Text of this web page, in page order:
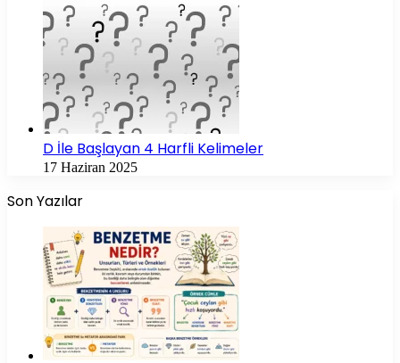
D İle Başlayan 4 Harfli Kelimeler
17 Haziran 2025
Son Yazılar